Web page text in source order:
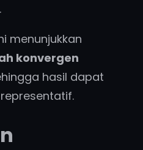
menunjukkan
konvergen
hasil dapat